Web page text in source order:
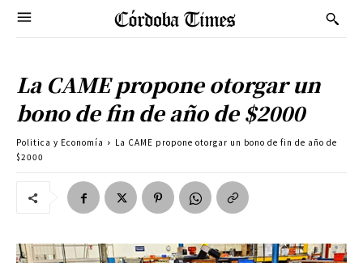
La CAME propone otorgar un
bono de fin de año de $2000
Politica y Economía
La CAME propone otorgar un bono de fin de año de
$2000